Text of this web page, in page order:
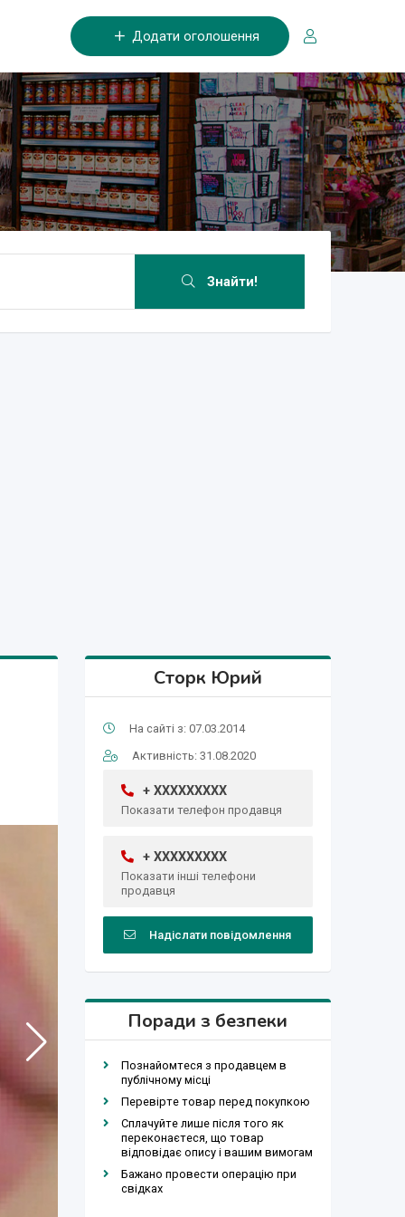
Додати оголошення
Знайти!
Сторк Юрий
На сайті з: 07.03.2014
Активність: 31.08.2020
+ XXXXXXXXX
Показати телефон продавця
+ XXXXXXXXX
Показати інші телефони
продавця
Надіслати повідомлення
Поради з безпеки
Познайомтеся з продавцем в
публічному місці
Перевірте товар перед покупкою
Сплачуйте лише після того як
переконаєтеся, що товар
відповідає опису і вашим вимогам
Бажано провести операцію при
свідках